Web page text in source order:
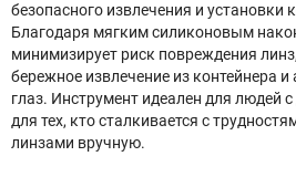
безопасного извлечения и установки
Благодаря мягким силиконовым
минимизирует риск повреждения
бережное извлечение из контейнера
глаз. Инструмент идеален для людей
для тех, кто сталкивается с
линзами вручную.